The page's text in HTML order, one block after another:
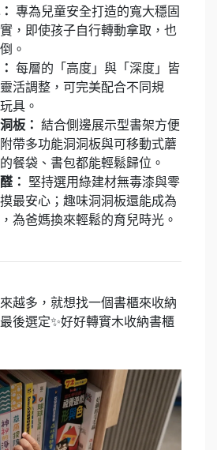
專為兒童安全打造的寬大穩固
，即使孩子自行轉動拿取，也
。
每層的「高度」與「深度」皆
活調整，可完美配合不同規
具。
板： 結合側邊展示型書架方便
帶多功能洞洞板與可移動式蘑
餐袋、書包都能輕鬆歸位。
：
堅持選用綠建材無毒漆與零
最安心；趣味洞洞板還能成為
為爸媽換來輕鬆的育兒時光。
越多，就想找一個書櫃來收納
後選定✨好好轉實木收納書櫃